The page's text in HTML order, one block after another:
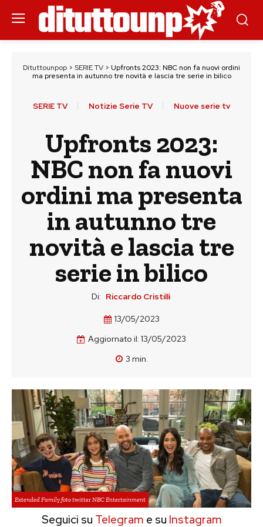
Dituttounpop > SERIE TV > Upfronts 2023: NBC non fa nuovi ordini
ma presenta in autunno tre novità e lascia tre serie in bilico
SERIE TV Notizie Serie TV Nuove serie tv
Upfronts 2023:
NBC non fa nuovi
ordini ma presenta
in autunno tre
novità e lascia tre
serie in bilico
Di: Riccardo Cristilli
13/05/2023
Aggiornato il: 13/05/2023
3 min.
Extended Family foto twitter NBC Entertainment
Seguici su Telegram e su Instagram